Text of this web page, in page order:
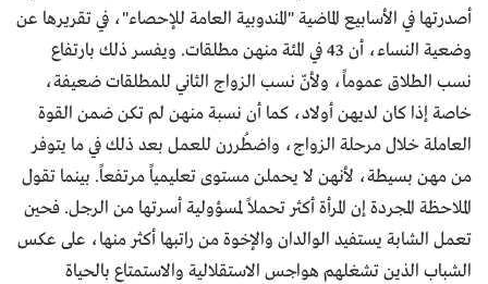
أصدرتها في الأسابيع الماضية "المندوبية العامة للإحصاء"، في تقريرها عن
وضعية النساء، أن 43 في المئة منهن مطلقات. ويفسر ذلك بارتفاع
نسب الطلاق عموماً، ولأنّ نسب الزواج الثاني للمطلقات ضعيفة،
خاصة إذا كان لديهن أولاد، كما أن نسبة منهن لم تكن ضمن القوة
العاملة خلال مرحلة الزواج، واضطُررن للعمل بعد ذلك في ما يتوفر
من مهن بسيطة، لأنهن لا يحملن مستوى تعليمياً مرتفعاً. بينما تقول
الملاحظة المجردة إن المرأة أكثر تحملاً لمسؤولية أسرتها من الرجل. فحين
تعمل الشابة يستفيد الوالدان والإخوة من راتبها أكثر منها، على عكس
الشباب الذين تشغلهم هواجس الاستقلالية والاستمتاع بالحياة